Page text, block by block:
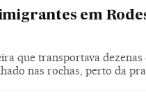
em
que transportava
nas rochas, perto da